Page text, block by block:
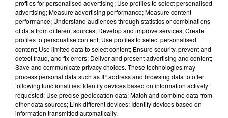
profiles for personalised advertising; Use profiles to select personalised
advertising; Measure advertising performance; Measure content
performance; Understand audiences through statistics or combinations
of data from different sources; Develop and improve services; Create
profiles to personalise content; Use profiles to select personalised
content; Use limited data to select content; Ensure security, prevent and
detect fraud, and fix errors; Deliver and present advertising and content;
Save and communicate privacy choices. These technologies may
process personal data such as IP address and browsing data to offer
following functionalities: Identify devices based on information actively
requested; Use precise geolocation data; Match and combine data from
other data sources; Link different devices; Identify devices based on
information transmitted automatically.